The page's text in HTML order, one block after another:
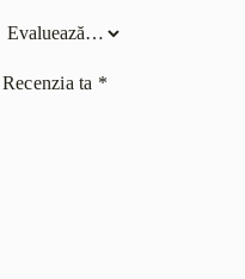
Recenzia ta *